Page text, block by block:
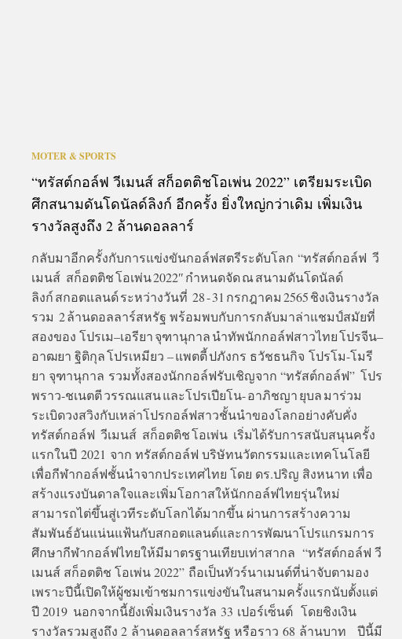
MOTER & SPORTS
“ทรัสต์กอล์ฟ วีเมนส์ สก็อตติชโอเพ่น 2022” เตรียมระเบิด
ศึกสนามดันโดนัลด์ลิงก์ อีกครั้ง ยิ่งใหญ่กว่าเดิม เพิ่มเงิน
รางวัลสูงถึง 2 ล้านดอลลาร์
กลับมาอีกครั้งกับการแข่งขันกอล์ฟสตรีระดับโลก “ทรัสต์กอล์ฟ วี
เมนส์ สก็อตติช โอเพ่น 2022″ กำหนดจัด ณ สนามดันโดนัลด์
ลิงก์ สกอตแลนด์ ระหว่างวันที่ 28 - 31 กรกฎาคม 2565 ชิงเงินรางวัล
รวม 2 ล้านดอลลาร์สหรัฐ พร้อมพบกับการกลับมาล่าแชมป์สมัยที่
สองของ โปรเม–เอรียา จุฑานุกาล นำทัพนักกอล์ฟสาวไทย โปรจีน–
อาฒยา ฐิติกุล โปรเหมียว – แพตตี้ ปภังกร ธวัชธนกิจ โปรโม-โมรี
ยา จุฑานุกาล รวมทั้งสองนักกอล์ฟรับเชิญจาก “ทรัสต์กอล์ฟ” โปร
พราว-ชเนตตี วรรณแสน และโปรเปียโน- อาภิชญา ยุบล มาร่วม
ระเบิดวงสวิงกับเหล่าโปรกอล์ฟสาวชั้นนำของโลกอย่างคับคั่ง
ทรัสต์กอล์ฟ วีเมนส์ สก็อตติช โอเพ่น เริ่มได้รับการสนับสนุนครั้ง
แรกในปี 2021 จาก ทรัสต์กอล์ฟ บริษัทนวัตกรรมและเทคโนโลยี
เพื่อกีฬากอล์ฟชั้นนำจากประเทศไทย โดย ดร.ปริญ สิงหนาท เพื่อ
สร้างแรงบันดาลใจและเพิ่มโอกาสให้นักกอล์ฟไทยรุ่นใหม่
สามารถไต่ขึ้นสู่เวทีระดับโลกได้มากขึ้น ผ่านการสร้างความ
สัมพันธ์อันแน่นแฟ้นกับสกอตแลนด์และการพัฒนาโปรแกรมการ
ศึกษากีฬากอล์ฟไทยให้มีมาตรฐานเทียบเท่าสากล “ทรัสต์กอล์ฟ วี
เมนส์ สก็อตติช โอเพ่น 2022” ถือเป็นทัวร์นาเมนต์ที่น่าจับตามอง
เพราะปีนี้เปิดให้ผู้ชมเข้าชมการแข่งขันในสนามครั้งแรกนับตั้งแต่
ปี 2019 นอกจากนี้ยังเพิ่มเงินรางวัล 33 เปอร์เซ็นต์ โดยชิงเงิน
รางวัลรวมสูงถึง 2 ล้านดอลลาร์สหรัฐ หรือราว 68 ล้านบาท ปีนี้มี